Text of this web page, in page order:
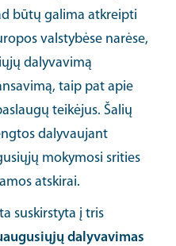
būtų galima atkreipti
valstybėse narėse,
dalyvavimą
taip pat apie
teikėjus. Šalių
dalyvaujant
mokymosi srities
atskirai.
suskirstyta į tris
dalyvavimas